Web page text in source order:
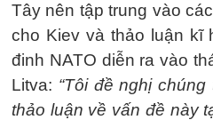
Tây nên tập trung vào
cho Kiev và thảo luận kĩ
đinh NATO diễn ra vào
Litva: “Tôi đề nghị
thảo luận về vấn đề này